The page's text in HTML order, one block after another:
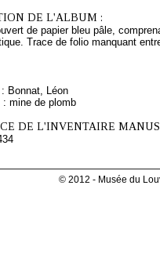
DE L'ALBUM :
de papier bleu pâle,
Trace de folio manquant
Bonnat, Léon
: mine de plomb
DE L'INVENTAIRE
© 2012 - Musée du